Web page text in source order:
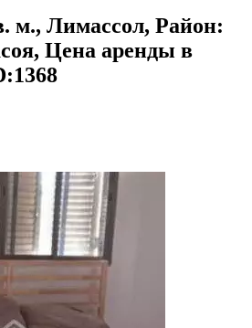
м., Лимассол, Район:
Цена аренды в